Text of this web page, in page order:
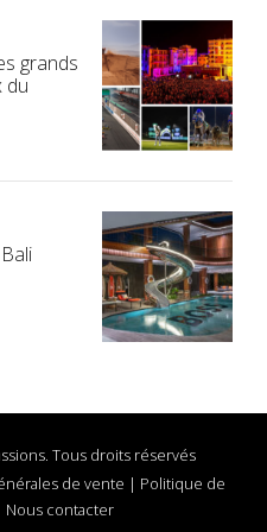
grands
du
Tous droits réservés
de vente | Politique de
Nous contacter